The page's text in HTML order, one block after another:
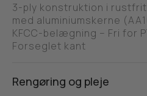
3-ply konstruktion i rustfrit
med aluminiumskerne
KFCC-belægning – Fri for
Forseglet kant
Rengøring og pleje